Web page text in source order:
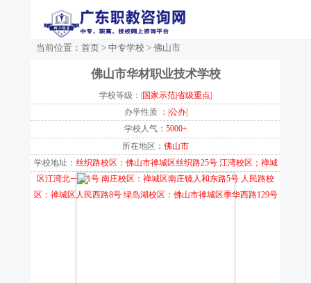
当前位置： 首页 > 中专学校 > 佛山市
佛山市华材职业技术学校
学校等级： |国家示范|省级重点|
办学性质 ： |公办|
学校人气： 5000+
所在地区： 佛山市
学校地址： 丝织路校区：佛山市禅城区丝织路25号 江湾校区；禅城
区江湾北一街1号 南庄校区：禅城区南庄镜人和东路5号 人民路校
区：禅城区人民西路8号 绿岛湖校区：佛山市禅城区季华西路129号